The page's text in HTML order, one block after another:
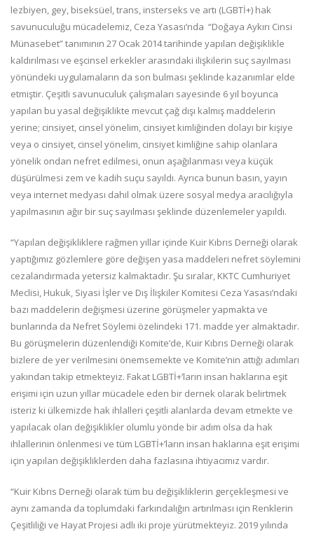
lezbiyen, gey, biseksüel, trans, insterseks ve artı (LGBTİ+) hak
savunuculuğu mücadelemiz, Ceza Yasası’nda “Doğaya Aykırı Cinsi
Münasebet” tanımının 27 Ocak 2014 tarihinde yapılan değişiklikle
kaldırılması ve eşcinsel erkekler arasındaki ilişkilerin suç sayılması
yönündeki uygulamaların da son bulması şeklinde kazanımlar elde
etmiştir. Çeşitli savunuculuk çalışmaları sayesinde 6 yıl boyunca
yapılan bu yasal değişiklikte mevcut çağ dışı kalmış maddelerin
yerine; cinsiyet, cinsel yönelim, cinsiyet kimliğinden dolayı bir kişiye
veya o cinsiyet, cinsel yönelim, cinsiyet kimliğine sahip olanlara
yönelik ondan nefret edilmesi, onun aşağılanması veya küçük
düşürülmesi zem ve kadih suçu sayıldı. Ayrıca bunun basın, yayın
veya internet medyası dahil olmak üzere sosyal medya aracılığıyla
yapılmasının ağır bir suç sayılması şeklinde düzenlemeler yapıldı.
“Yapılan değişikliklere rağmen yıllar içinde Kuir Kıbrıs Derneği olarak
yaptığımız gözlemlere göre değişen yasa maddeleri nefret söylemini
cezalandırmada yetersiz kalmaktadır. Şu sıralar, KKTC Cumhuriyet
Meclisi, Hukuk, Siyasi İşler ve Dış İlişkiler Komitesi Ceza Yasası’ndaki
bazı maddelerin değişmesi üzerine görüşmeler yapmakta ve
bunlarında da Nefret Söylemi özelindeki 171. madde yer almaktadır.
Bu görüşmelerin düzenlendiği Komite’de, Kuir Kıbrıs Derneği olarak
bizlere de yer verilmesini önemsemekte ve Komite’nin attığı adımları
yakından takip etmekteyiz. Fakat LGBTİ+’ların insan haklarına eşit
erişimi için uzun yıllar mücadele eden bir dernek olarak belirtmek
isteriz ki ülkemizde hak ihlalleri çeşitli alanlarda devam etmekte ve
yapılacak olan değişiklikler olumlu yönde bir adım olsa da hak
ihlallerinin önlenmesi ve tüm LGBTİ+’ların insan haklarına eşit erişimi
için yapılan değişikliklerden daha fazlasına ihtiyacımız vardır.
“Kuir Kıbrıs Derneği olarak tüm bu değişikliklerin gerçekleşmesi ve
aynı zamanda da toplumdaki farkındalığın artırılması için Renklerin
Çeşitliliği ve Hayat Projesi adlı iki proje yürütmekteyiz. 2019 yılında